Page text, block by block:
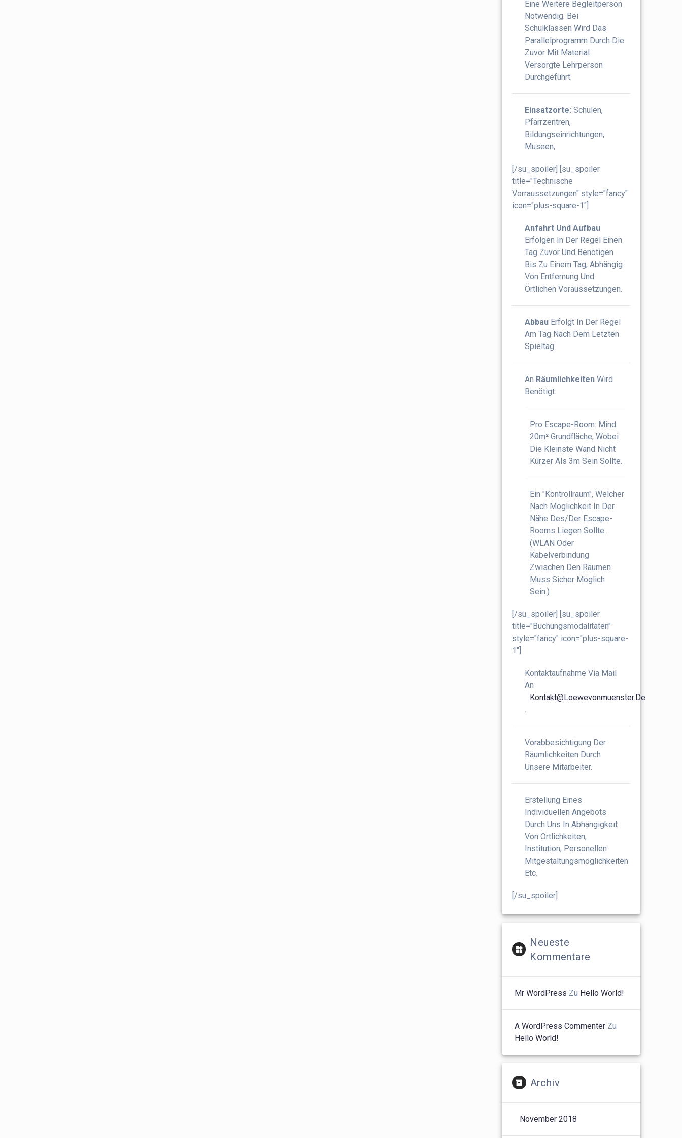
Eine Weitere Begleitperson
Notwendig. Bei
Schulklassen Wird Das
Parallelprogramm Durch Die
Zuvor Mit Material
Versorgte Lehrperson
Durchgeführt.
Einsatzorte: Schulen,
Pfarrzentren,
Bildungseinrichtungen,
Museen,
[/su_spoiler] [su_spoiler
title="Technische
Vorraussetzungen" style="fancy"
icon="plus-square-1"]
Anfahrt Und Aufbau
Erfolgen In Der Regel Einen
Tag Zuvor Und Benötigen
Bis Zu Einem Tag, Abhängig
Von Entfernung Und
Örtlichen Voraussetzungen.
Abbau Erfolgt In Der Regel
Am Tag Nach Dem Letzten
Spieltag.
An Räumlichkeiten Wird
Benötigt:
Pro Escape-Room: Mind
20m² Grundfläche, Wobei
Die Kleinste Wand Nicht
Kürzer Als 3m Sein Sollte.
Ein "Kontrollraum", Welcher
Nach Möglichkeit In Der
Nähe Des/der Escape-
Rooms Liegen Sollte.
(WLAN Oder
Kabelverbindung
Zwischen Den Räumen
Muss Sicher Möglich
Sein.)
[/su_spoiler] [su_spoiler
title="Buchungsmodalitäten"
style="fancy" icon="plus-square-
1"]
Kontaktaufnahme Via Mail
An
Kontakt@loewevonmuenster.de
Vorabbesichtigung Der
Räumlichkeiten Durch
Unsere Mitarbeiter.
Erstellung Eines
Individuellen Angebots
Durch Uns In Abhängigkeit
Von Örtlichkeiten,
Institution, Personellen
Mitgestaltungsmöglichkeiten
Etc.
[/su_spoiler]
Neueste
Kommentare
Mr WordPress Zu Hello World!
A WordPress Commenter Zu
Hello World!
Archiv
November 2018